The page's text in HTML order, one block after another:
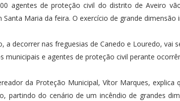
agentes de proteção civil do distrito de Aveiro
Santa Maria da feira. O exercício de grande
a decorrer nas freguesias de Canedo e Louredo, vai
municipais e agentes de proteção civil perante
da Proteção Municipal, Vítor Marques,
partindo do cenário de um incêndio de grandes